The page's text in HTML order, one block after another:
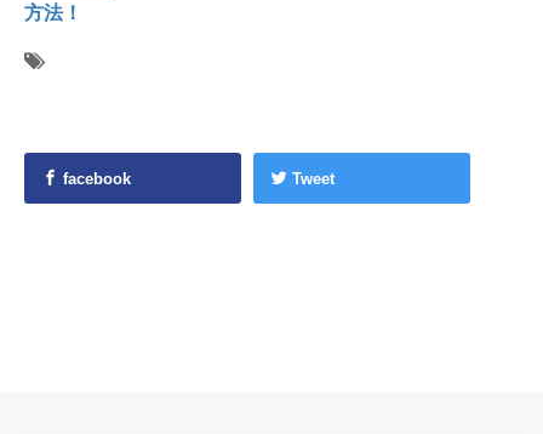
方法！
facebook Tweet